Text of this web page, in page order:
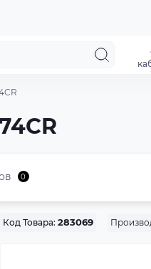
0
Код Товара: 283069